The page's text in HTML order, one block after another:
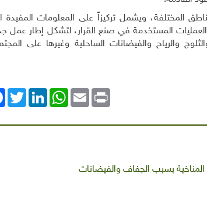
المختلفة، ويشمل تركيزاً على المعلومات المفيدة
المستخدمة في صنع القرار، لتشكل إطار عمل
والرياح والفيضانات الساحلية وغيرها على
LinkedIn
WhatsAppEmail Print
المناخية بسبب الجفاف والفيضانات